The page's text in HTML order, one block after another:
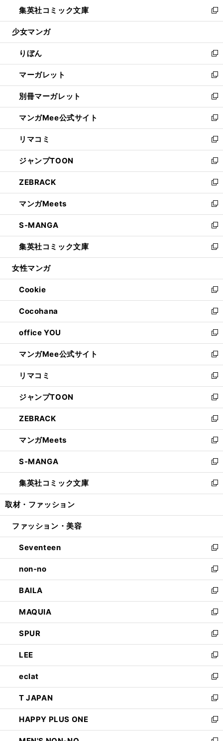
く
で
開
ド
ウ
開
く
ィ
ン
ウ
で
開
く
い
ウ
ン
ド
ウ
で
開
く
集英社コミック文庫
新
し
ウ
ィ
ン
ド
ウ
で
開
く
少女マンガ
りぼん
新
し
い
ウ
ィ
ン
ド
ウ
で
開
く
マーガレット
新
し
い
ウ
ィ
ン
ド
ウ
で
開
く
別冊マーガレット
新
し
い
ウ
ィ
ン
ド
ウ
で
開
く
マンガMee公式サイト
新
し
い
ウ
ィ
ン
ド
ウ
で
開
く
リマコミ
新
し
い
ウ
ィ
ン
ド
ウ
で
開
く
ジャンプTOON
新
し
い
ウ
ィ
ン
ド
ウ
で
開
ZEBRACK
新
し
い
ウ
ィ
ン
ド
ウ
開
く
マンガMeets
新
し
い
ウ
ィ
ン
ウ
で
開
く
S-MANGA
新
し
い
ウ
ン
ド
ウ
で
開
く
集英社コミック文庫
新
し
ウ
ィ
ン
ド
ウ
で
開
く
女性マンガ
Cookie
新
し
い
ウ
ィ
ン
ド
ウ
で
開
く
Cocohana
新
し
い
ウ
ィ
ン
ド
ウ
で
開
く
office YOU
新
し
い
ウ
ィ
ン
ド
ウ
で
開
く
マンガMee公式サイト
新
し
い
ウ
ィ
ン
ド
ウ
で
開
く
リマコミ
新
し
い
ウ
ィ
ン
ド
ウ
で
開
く
ジャンプTOON
新
し
い
ウ
ィ
ン
ド
ウ
で
開
ZEBRACK
新
し
い
ウ
ィ
ン
ド
ウ
開
マンガMeets
新
し
い
ウ
ィ
ン
ウ
開
く
S-MANGA
新
し
い
ウ
ン
ウ
で
開
く
集英社コミック文庫
新
し
ウ
ン
ド
ウ
で
開
く
取材・ファッション
ファッション・美容
Seventeen
新
し
い
ウ
ィ
ン
ド
ウ
で
開
く
non-no
新
し
い
ウ
ィ
ン
ド
ウ
で
開
く
BAILA
新
し
い
ウ
ィ
ン
ド
ウ
で
開
く
MAQUIA
新
し
い
ウ
ィ
ン
ド
ウ
で
開
く
SPUR
新
し
い
ウ
ィ
ン
ド
ウ
で
開
LEE
新
し
い
ウ
ィ
ン
ド
ウ
eclat
新
し
い
ウ
ィ
ン
T JAPAN
新
し
い
ウ
HAPPY PLUS ONE
新
し